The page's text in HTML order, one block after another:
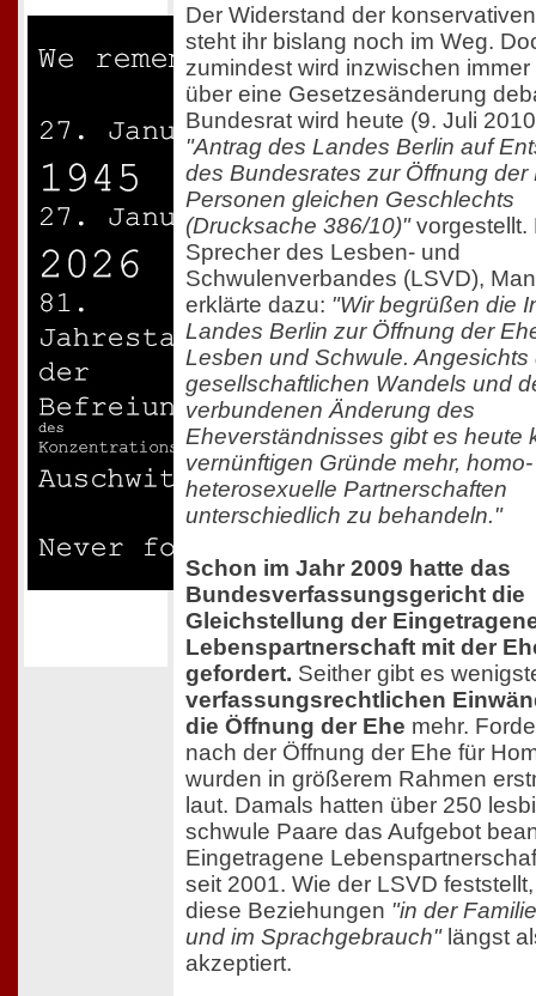
Der Widerstand der
steht ihr bislang noch im Weg.
zumindest wird inzwischen
über eine Gesetzesänderung
Bundesrat wird heute (9. Juli
"Antrag des Landes Berlin auf
des Bundesrates zur Öffnung der
Personen gleichen Geschlechts
(Drucksache 386/10)"vorgestellt.
Sprecher des Lesben- und
Schwulenverbandes (LSVD),
erklärte dazu: "Wir begrüßen die
Landes Berlin zur Öffnung der
Lesben und Schwule. Angesichts
gesellschaftlichen Wandels und
verbundenen Änderung des
Eheverständnisses gibt es heute
vernünftigen Gründe mehr,
heterosexuelle Partnerschaften
unterschiedlich zu behandeln."
Schon im Jahr 2009 hatte das
Bundesverfassungsgericht die
Gleichstellung der
Lebenspartnerschaft mit der
gefordert. Seither gibt es
verfassungsrechtlichen
die Öffnung der Ehe mehr.
nach der Öffnung der Ehe für
wurden in größerem Rahmen
laut. Damals hatten über 250
schwule Paare das Aufgebot
Eingetragene
seit 2001. Wie der LSVD
diese Beziehungen "in der
und im Sprachgebrauch"längst
akzeptiert.